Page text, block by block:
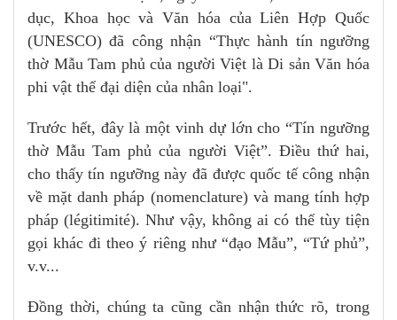
dục, Khoa học và Văn hóa của Liên Hợp Quốc
(UNESCO) đã công nhận “Thực hành tín ngưỡng
thờ Mẫu Tam phủ của người Việt là Di sản Văn hóa
phi vật thể đại diện của nhân loại".
Trước hết, đây là một vinh dự lớn cho “Tín ngưỡng
thờ Mẫu Tam phủ của người Việt”. Điều thứ hai,
cho thấy tín ngưỡng này đã được quốc tế công nhận
về mặt danh pháp (nomenclature) và mang tính hợp
pháp (légitimité). Như vậy, không ai có thể tùy tiện
gọi khác đi theo ý riêng như “đạo Mẫu”, “Tứ phủ”,
v.v...
Đồng thời, chúng ta cũng cần nhận thức rõ, trong